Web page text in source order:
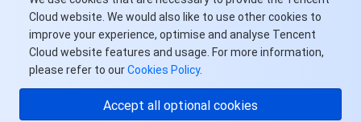
Cloud website. We would also like to use other cookies to
improve your experience, optimise and analyse Tencent
Cloud website features and usage. For more information,
please refer to ourCookies Policy.
Accept all optional cookies